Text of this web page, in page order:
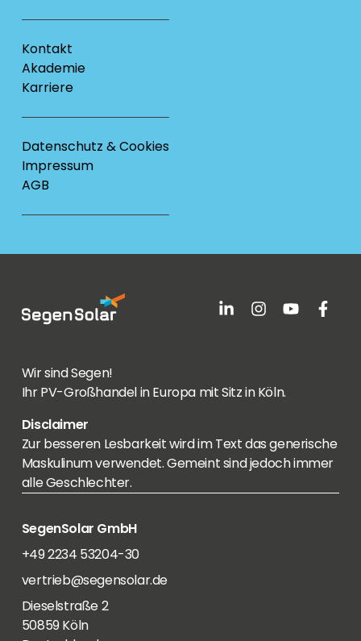
Kontakt
Akademie
Karriere
Datenschutz & Cookies
Impressum
AGB
Wir sind Segen!
Ihr PV-Großhandel in Europa mit Sitz in Köln.
Disclaimer
Zur besseren Lesbarkeit wird im Text das generische
Maskulinum verwendet. Gemeint sind jedoch immer
alle Geschlechter.
SegenSolar GmbH
+49 2234 53204-30
vertrieb@segensolar.de
Dieselstraße 2
50859 Köln